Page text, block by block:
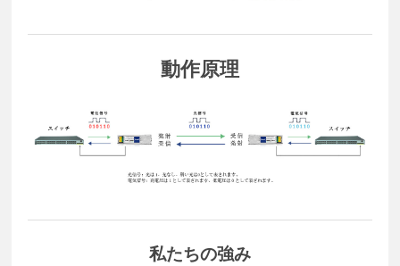
動作原理
私たちの強み